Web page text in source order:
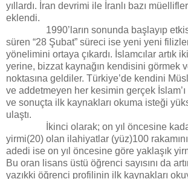
yıllardı. İran devrimi ile İranlı bazı
eklendi.
1990’ların sonunda başlayıp
süren “28 Şubat” süreci ise yeni yeni
yönelimini ortaya çıkardı. İslamcılar artık
yerine, bizzat kaynağın kendisini görmek
noktasına geldiler. Türkiye’de kendini
ve addetmeyen her kesimin gerçek
ve sonuçta ilk kaynakları okuma isteği
ulaştı.
İkinci olarak; on yıl öncesine
yirmi(20) olan ilahiyatlar (yüz)100
adedi ise on yıl öncesine göre yaklaşık
Bu oran lisans üstü öğrenci sayısını da
yazıkki öğrenci profilinin ilk kaynakları